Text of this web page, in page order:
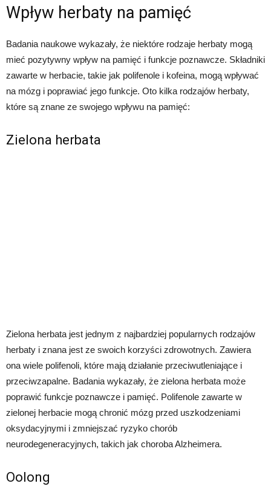
Wpływ herbaty na pamięć
Badania naukowe wykazały, że niektóre rodzaje herbaty mogą
mieć pozytywny wpływ na pamięć i funkcje poznawcze. Składniki
zawarte w herbacie, takie jak polifenole i kofeina, mogą wpływać
na mózg i poprawiać jego funkcje. Oto kilka rodzajów herbaty,
które są znane ze swojego wpływu na pamięć:
Zielona herbata
Zielona herbata jest jednym z najbardziej popularnych rodzajów
herbaty i znana jest ze swoich korzyści zdrowotnych. Zawiera
ona wiele polifenoli, które mają działanie przeciwutleniające i
przeciwzapalne. Badania wykazały, że zielona herbata może
poprawić funkcje poznawcze i pamięć. Polifenole zawarte w
zielonej herbacie mogą chronić mózg przed uszkodzeniami
oksydacyjnymi i zmniejszać ryzyko chorób
neurodegeneracyjnych, takich jak choroba Alzheimera.
Oolong